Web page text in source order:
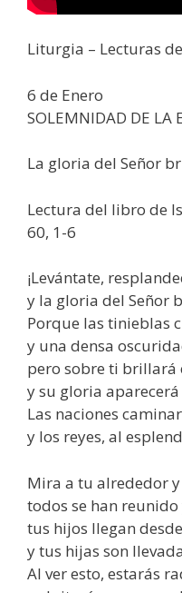
Liturgia – Lecturas
6 de Enero
SOLEMNIDAD DE LA
La gloria del Señor
Lectura del libro de
60, 1-6
¡Levántate,
y la gloria del Señor
Porque las tinieblas
y una densa
pero sobre ti brillará
y su gloria
Las naciones
y los reyes, al
Mira a tu alrededor y
todos se han
tus hijos llegan
y tus hijas son
Al ver esto, estarás